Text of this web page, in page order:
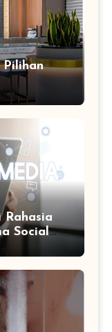
Pilihan
Social